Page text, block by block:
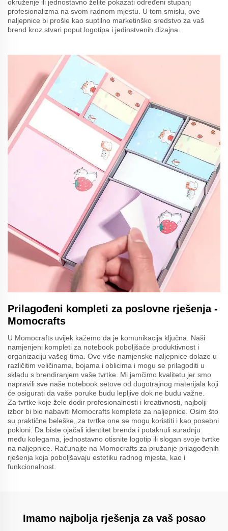
okruženje ili jednostavno želite pokazati određeni stupanj
profesionalizma na svom radnom mjestu. U tom smislu, ove
naljepnice bi prošle kao suptilno marketinško sredstvo za vaš
brend kroz stvari poput logotipa i jedinstvenih dizajna.
Prilagođeni kompleti za poslovne rješenja -
Momocrafts
U Momocrafts uvijek kažemo da je komunikacija ključna. Naši
namjenjeni kompleti za notebook poboljšaće produktivnost i
organizaciju vašeg tima. Ove više namjenske naljepnice dolaze u
različitim veličinama, bojama i oblicima i mogu se prilagoditi u
skladu s brendiranjem vaše tvrtke. Mi jamčimo kvalitetu jer smo
napravili sve naše notebook setove od dugotrajnog materijala koji
će osigurati da vaše poruke budu lepljive dok ne budu važne.
Za tvrtke koje žele dodir profesionalnosti i kreativnosti, najbolji
izbor bi bio nabaviti Momocrafts komplete za naljepnice. Osim što
su praktične beleške, za tvrtke one se mogu koristiti i kao posebni
pokloni. Da biste ojačali identitet brenda i potaknuli suradnju
među kolegama, jednostavno otisnite logotip ili slogan svoje tvrtke
na naljepnice. Računajte na Momocrafts za pružanje prilagođenih
rješenja koja poboljšavaju estetiku radnog mjesta, kao i
funkcionalnost.
Imamo najbolja rješenja za vaš posao